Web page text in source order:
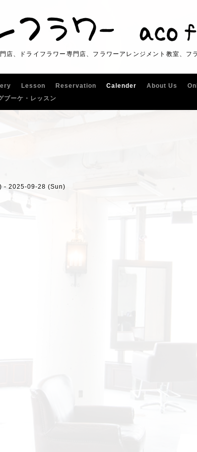
店、ドライフラワー専門店、フラワーアレンジメント教室、フ
Lesson Reservation Calender About Us
ブーケ・レッスン
- 2025-09-28 (Sun)